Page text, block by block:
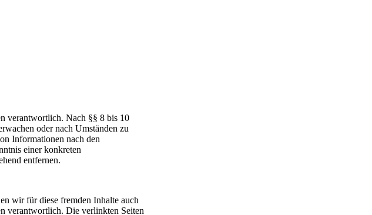
verantwortlich. Nach §§ 8 bis 10
oder nach Umständen zu
Informationen nach den
einer konkreten
entfernen.
wir für diese fremden Inhalte auch
verantwortlich. Die verlinkten Seiten